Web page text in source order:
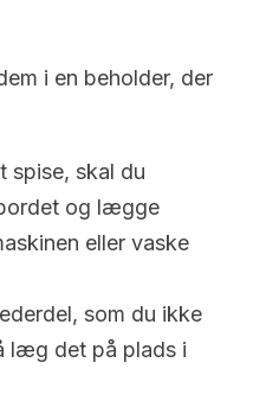
i en beholder, der
spise, skal du
og lægge
eller vaske
som du ikke
læg det på plads i